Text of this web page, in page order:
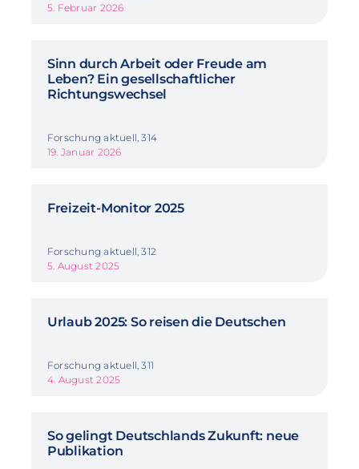
5. Februar 2026
Sinn durch Arbeit oder Freude am
Leben? Ein gesellschaftlicher
Richtungswechsel
Forschung aktuell, 314
19. Januar 2026
Freizeit-Monitor 2025
Forschung aktuell, 312
5. August 2025
Urlaub 2025: So reisen die Deutschen
Forschung aktuell, 311
4. August 2025
So gelingt Deutschlands Zukunft: neue
Publikation